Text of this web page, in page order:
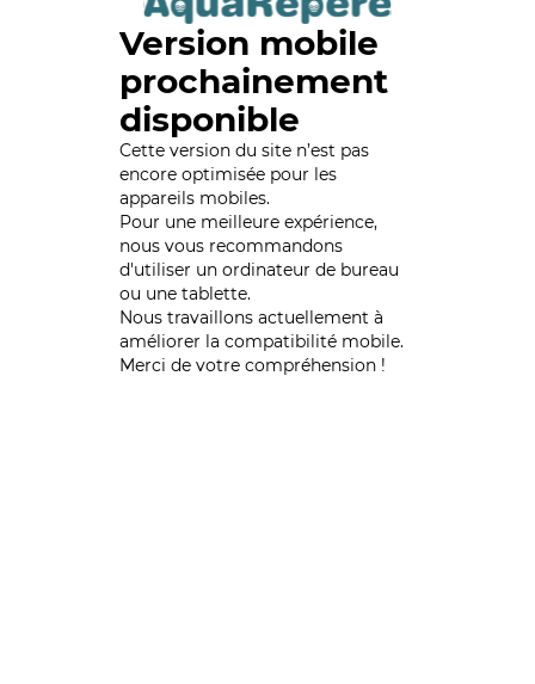
Version mobile
prochainement
disponible
Cette version du site n’est pas
encore optimisée pour les
appareils mobiles.
Pour une meilleure expérience,
nous vous recommandons
d'utiliser un ordinateur de bureau
ou une tablette.
Nous travaillons actuellement à
améliorer la compatibilité mobile.
Merci de votre compréhension !